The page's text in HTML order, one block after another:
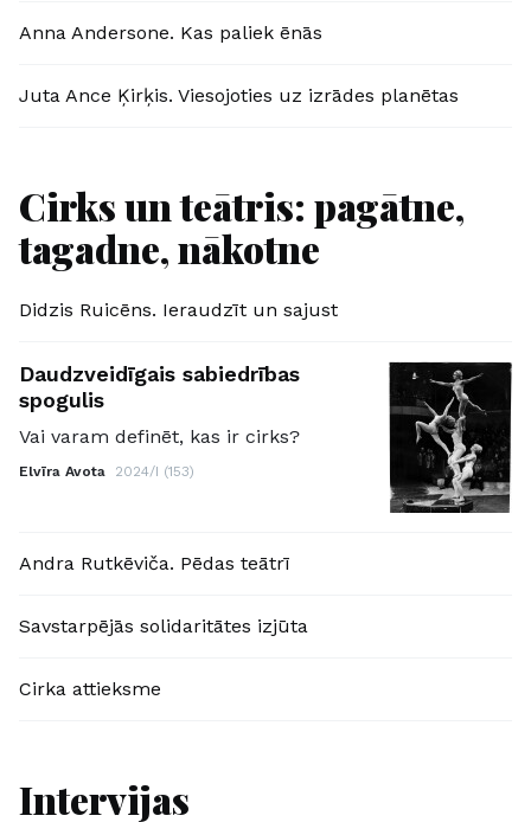
Anna Andersone. Kas paliek ēnās
Juta Ance Ķirķis. Viesojoties uz izrādes planētas
Cirks un teātris: pagātne,
tagadne, nākotne
Didzis Ruicēns. Ieraudzīt un sajust
Daudzveidīgais sabiedrības
spogulis
Vai varam definēt, kas ir cirks?
Elvīra Avota 2024/I (153)
Andra Rutkēviča. Pēdas teātrī
Savstarpējās solidaritātes izjūta
Cirka attieksme
Intervijas